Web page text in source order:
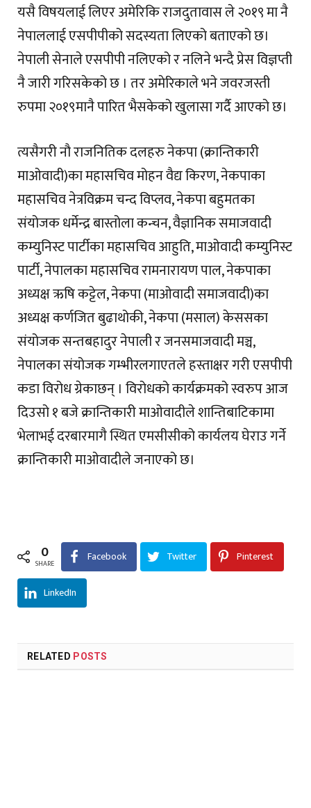
यसै विषयलाई लिएर अमेरिकि राजदुतावास ले २०१९ मा नै
नेपाललाई एसपीपीको सदस्यता लिएको बताएको छ।
नेपाली सेनाले एसपीपी नलिएको र नलिने भन्दै प्रेस विज्ञप्ती
नै जारी गरिसकेको छ । तर अमेरिकाले भने जवरजस्ती
रुपमा २०१९मानै पारित भैसकेको खुलासा गर्दै आएको छ।
त्यसैगरी नौ राजनितिक दलहरु नेकपा (क्रान्तिकारी
माओवादी)का महासचिव मोहन वैद्य किरण, नेकपाका
महासचिव नेत्रविक्रम चन्द विप्लव, नेकपा बहुमतका
संयोजक धर्मेन्द्र बास्तोला कन्चन, वैज्ञानिक समाजवादी
कम्युनिस्ट पार्टीका महासचिव आहुति, माओवादी कम्युनिस्ट
पार्टी, नेपालका महासचिव रामनारायण पाल, नेकपाका
अध्यक्ष ऋषि कट्टेल, नेकपा (माओवादी समाजवादी)का
अध्यक्ष कर्णजित बुढाथोकी, नेकपा (मसाल) केससका
संयोजक सन्तबहादुर नेपाली र जनसमाजवादी मञ्च,
नेपालका संयोजक गम्भीरलगाएतले हस्ताक्षर गरी एसपीपी
कडा विरोध ग्रेकाछन् । विरोधको कार्यक्रमको स्वरुप आज
दिउसो १ बजे क्रान्तिकारी माओवादीले शान्तिबाटिकामा
भेलाभई दरबारमागै स्थित एमसीसीको कार्यलय घेराउ गर्ने
क्रान्तिकारी माओवादीले जनाएको छ।
0
SHARE Facebook Twitter Pinterest
LinkedIn
RELATED POSTS